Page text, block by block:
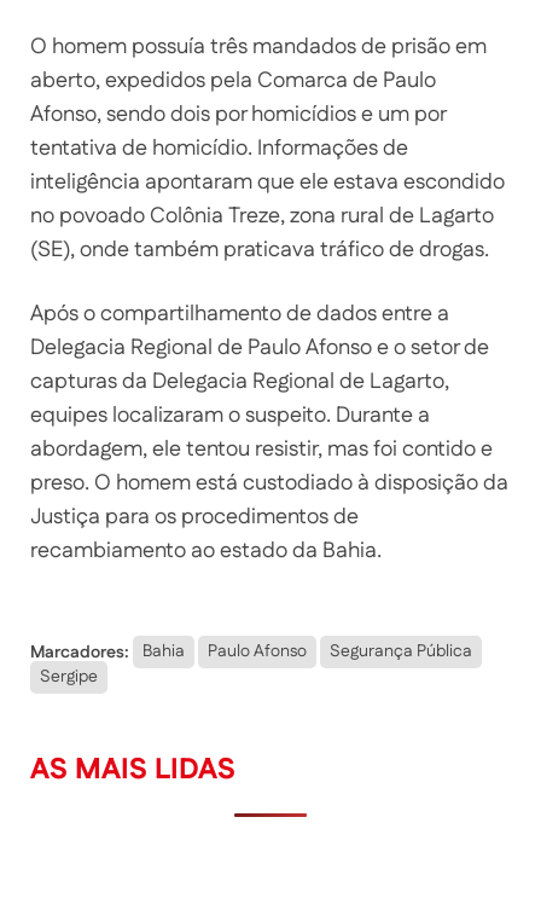
O homem possuía três mandados de prisão em
aberto, expedidos pela Comarca de Paulo
Afonso, sendo dois por homicídios e um por
tentativa de homicídio. Informações de
inteligência apontaram que ele estava escondido
no povoado Colônia Treze, zona rural de Lagarto
(SE), onde também praticava tráfico de drogas.
Após o compartilhamento de dados entre a
Delegacia Regional de Paulo Afonso e o setor de
capturas da Delegacia Regional de Lagarto,
equipes localizaram o suspeito. Durante a
abordagem, ele tentou resistir, mas foi contido e
preso. O homem está custodiado à disposição da
Justiça para os procedimentos de
recambiamento ao estado da Bahia.
Marcadores: Bahia Paulo Afonso
Segurança Pública
Sergipe
AS MAIS LIDAS